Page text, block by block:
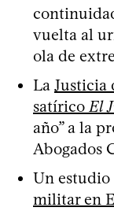
vuelta al
ola de
La Justicia
satírico El
año” a la
Abogados
Un estudio
militar en